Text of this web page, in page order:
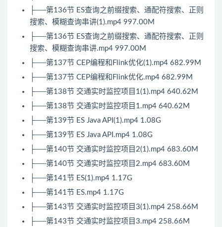
├──第136节 ES查询之前缀搜索、通配符搜索、正则
搜索、模糊查询串讲(1).mp4 997.00M
├──第136节 ES查询之前缀搜索、通配符搜索、正则
搜索、模糊查询串讲.mp4 997.00M
├──第137节 CEP编程和Flink优化(1).mp4 682.99M
├──第137节 CEP编程和Flink优化.mp4 682.99M
├──第138节 交通实时监控项目1(1).mp4 640.62M
├──第138节 交通实时监控项目1.mp4 640.62M
├──第139节 ES Java API(1).mp4 1.08G
├──第139节 ES Java API.mp4 1.08G
├──第140节 交通实时监控项目2(1).mp4 683.60M
├──第140节 交通实时监控项目2.mp4 683.60M
├──第141节 ES(1).mp4 1.17G
├──第141节 ES.mp4 1.17G
├──第143节 交通实时监控项目3(1).mp4 258.66M
├──第143节 交通实时监控项目3.mp4 258.66M